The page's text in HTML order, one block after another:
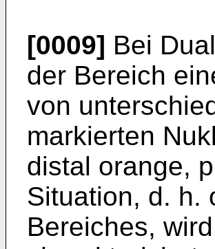
[0009] Bei
der Bereich
von
markierten
distal orange,
Situation, d. h.
Bereiches,